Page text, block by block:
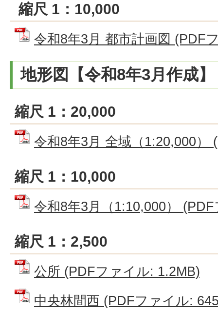
縮尺 1：10,000
令和8年3月 都市計画図 (PDF
地形図【令和8年3月作成】
縮尺 1：20,000
令和8年3月 全域（1:20,000）
縮尺 1：10,000
令和8年3月（1:10,000）
縮尺 1：2,500
公所 (PDFファイル: 1.2MB)
中央林間西 (PDFファイル: